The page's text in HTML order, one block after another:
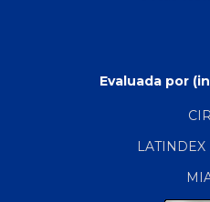
Evaluada por